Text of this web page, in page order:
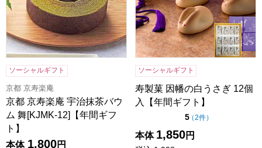
ソーシャルギフト
京都 京寿楽庵
京都 京寿楽庵 宇治抹茶バウ
ム 舞[KJMK-12]【年間ギフ
ト】
本体 1,800円
ソーシャルギフト
寿製菓 因幡の白うさぎ 12個
入【年間ギフト】
5点（5点満点中）
（2件の評価
）
本体 1,850円